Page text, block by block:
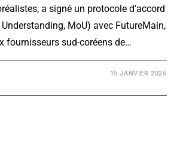
a signé un protocole d’accord
MoU) avec FutureMain,
fournisseurs sud-coréens de…
15 JANVIER 2026